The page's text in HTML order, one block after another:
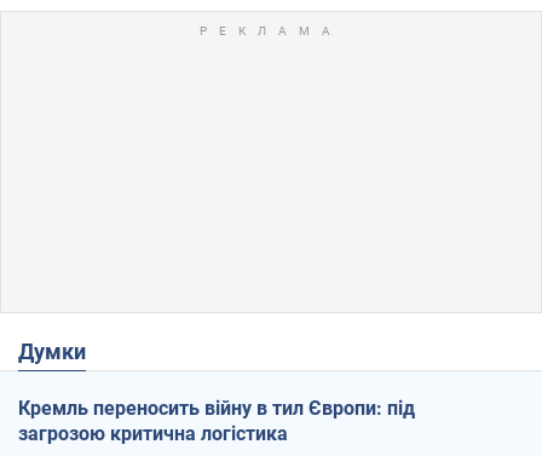
Думки
Кремль переносить війну в тил Європи: під
загрозою критична логістика